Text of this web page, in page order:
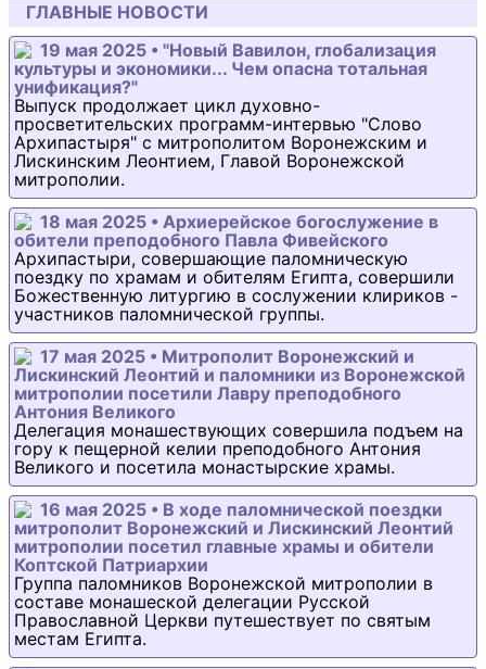
ГЛАВНЫЕ НОВОСТИ
19 мая 2025 • "Новый Вавилон, глобализация
культуры и экономики... Чем опасна тотальная
унификация?"
Выпуск продолжает цикл духовно-
просветительских программ-интервью "Слово
Архипастыря" с митрополитом Воронежским и
Лискинским Леонтием, Главой Воронежской
митрополии.
18 мая 2025 • Архиерейское богослужение в
обители преподобного Павла Фивейского
Архипастыри, совершающие паломническую
поездку по храмам и обителям Египта, совершили
Божественную литургию в сослужении клириков -
участников паломнической группы.
17 мая 2025 • Митрополит Воронежский и
Лискинский Леонтий и паломники из Воронежской
митрополии посетили Лавру преподобного
Антония Великого
Делегация монашествующих совершила подъем на
гору к пещерной келии преподобного Антония
Великого и посетила монастырские храмы.
16 мая 2025 • В ходе паломнической поездки
митрополит Воронежский и Лискинский Леонтий
митрополии посетил главные храмы и обители
Коптской Патриархии
Группа паломников Воронежской митрополии в
составе монашеской делегации Русской
Православной Церкви путешествует по святым
местам Египта.